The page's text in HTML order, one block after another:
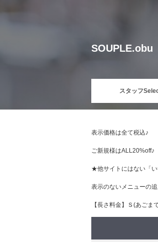
SOUPLE.obu
スタッフ
表示価格は全て税込♪
ご新規様はALL20%off♪
★他サイトにはない「
表示のないメニューの
【長さ料金】Ｓ(あご